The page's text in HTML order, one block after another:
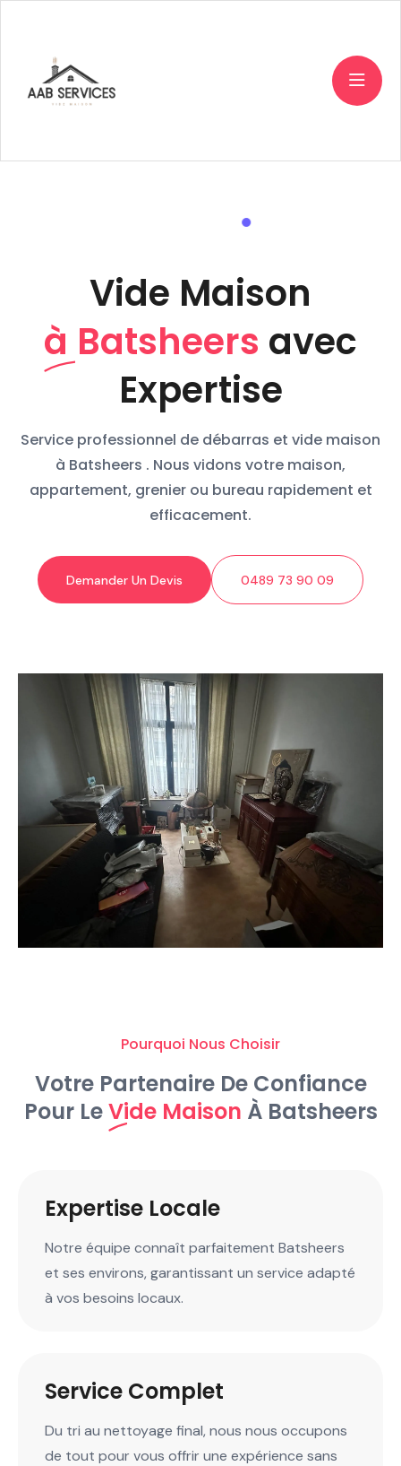
Vide Maison
à Batsheers avec
Expertise
Service professionnel de débarras et vide maison
à Batsheers . Nous vidons votre maison,
appartement, grenier ou bureau rapidement et
efficacement.
Demander Un Devis 0489 73 90 09
Pourquoi Nous Choisir
Votre Partenaire De Confiance
Pour LeVide Maison À Batsheers
Expertise Locale
Notre équipe connaît parfaitement Batsheers
et ses environs, garantissant un service adapté
à vos besoins locaux.
Service Complet
Du tri au nettoyage final, nous nous occupons
de tout pour vous offrir une expérience sans